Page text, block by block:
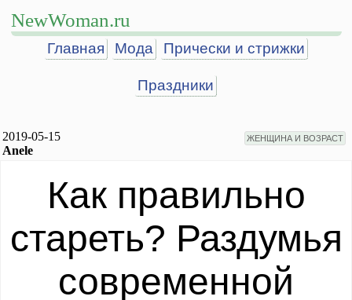
NewWoman.ru
Главная Мода Прически и стрижки
Праздники
2019-05-15
Anele
ЖЕНЩИНА И ВОЗРАСТ
Как правильно
стареть? Раздумья
современной